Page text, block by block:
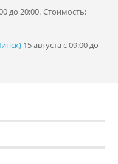
до 20:00. Стоимость:
15 августа с 09:00 до